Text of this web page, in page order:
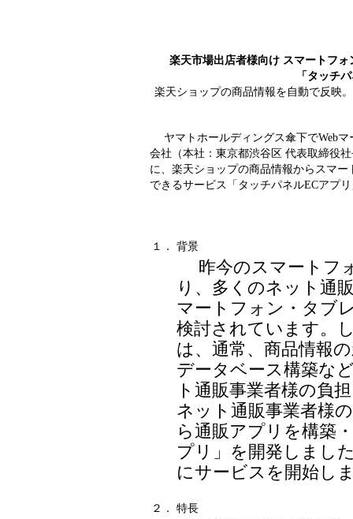
楽天市場出店者様向け スマートフ
「タッチ
楽天ショップの商品情報を自動で反映
ヤマトホールディングス傘下でWebマ
会社（本社：東京都渋谷区 代表取締役
に、楽天ショップの商品情報からスマ
できるサービス「タッチパネルECアプ
１． 背景
昨今のスマートフ
り、多くのネット通
マートフォン・タブ
検討されています。
は、通常、商品情報
データベース構築な
ト通販事業者様の負
ネット通販事業者様
ら通販アプリを構築
プリ」を開発しまし
にサービスを開始し
２．
特長